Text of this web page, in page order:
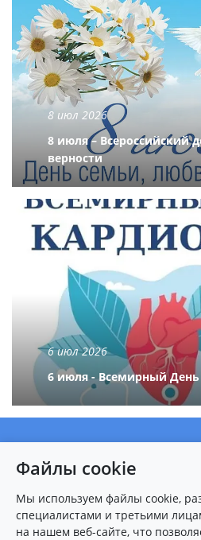
8 июл 2026
8 июля – Всероссийский
верности
6 июл 2026
6 июля - Всемирный День
О центре
Новости
Пациентам
Карта сайта
Файлы cookie
Мы используем файлы cookie,
специалистами и третьими
на нашем веб-сайте, что